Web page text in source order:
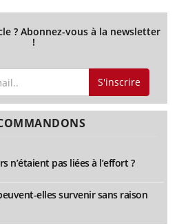
? Abonnez-vous à la newsletter
!
S'inscrire
n’étaient pas liées à l’effort ?
elles survenir sans raison